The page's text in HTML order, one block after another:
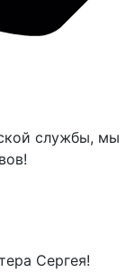
службы, мы
Сергея!